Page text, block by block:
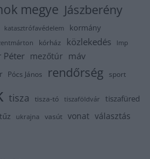
megye Jászberény
katasztrófavédelem kormány
kórház közlekedés lmp
Péter mezőtúr máv
Pócs János rendőrség sport
tisza tisza-tó tiszaföldvár tiszafüred
tűz ukrajna vasút vonat választás